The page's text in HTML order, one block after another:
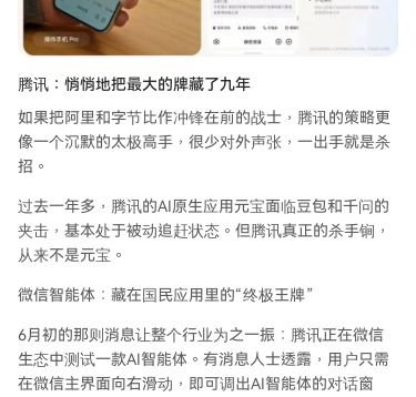
腾讯：悄悄地把最大的牌藏了九年
如果把阿里和字节比作冲锋在前的战士，腾讯的策略更
像一个沉默的太极高手，很少对外声张，一出手就是杀
招。
过去一年多，腾讯的AI原生应用元宝面临豆包和千问的
夹击，基本处于被动追赶状态。但腾讯真正的杀手锏，
从来不是元宝。
微信智能体：藏在国民应用里的“终极王牌”
6月初的那则消息让整个行业为之一振：腾讯正在微信
生态中测试一款AI智能体。有消息人士透露，用户只需
在微信主界面向右滑动，即可调出AI智能体的对话窗